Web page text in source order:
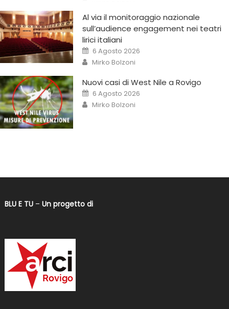
Al via il monitoraggio nazionale
sull’audience engagement nei teatri
lirici italiani
6 Agosto 2026
Mirko Bolzoni
Nuovi casi di West Nile a Rovigo
6 Agosto 2026
Mirko Bolzoni
BLU E TU– Un progetto di